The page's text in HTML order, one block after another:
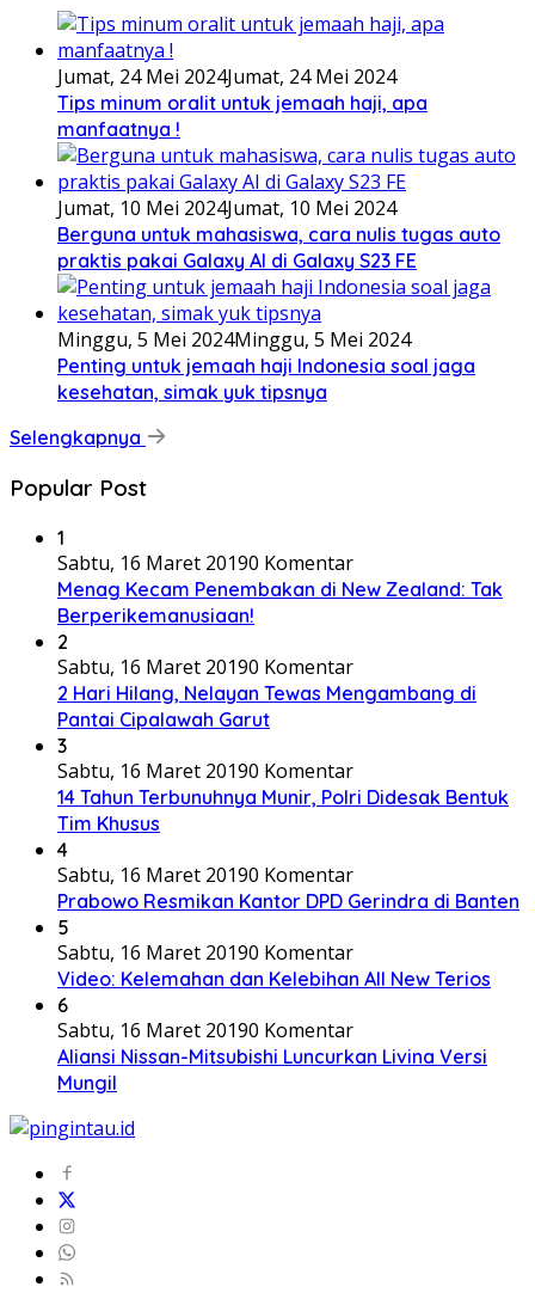
Jumat, 24 Mei 2024Jumat, 24 Mei 2024
Tips minum oralit untuk jemaah haji, apa
manfaatnya !
Jumat, 10 Mei 2024Jumat, 10 Mei 2024
Berguna untuk mahasiswa, cara nulis tugas auto
praktis pakai Galaxy AI di Galaxy S23 FE
Minggu, 5 Mei 2024Minggu, 5 Mei 2024
Penting untuk jemaah haji Indonesia soal jaga
kesehatan, simak yuk tipsnya
Selengkapnya
Popular Post
1
Sabtu, 16 Maret 20190 Komentar
Menag Kecam Penembakan di New Zealand: Tak
Berperikemanusiaan!
2
Sabtu, 16 Maret 20190 Komentar
2 Hari Hilang, Nelayan Tewas Mengambang di
Pantai Cipalawah Garut
3
Sabtu, 16 Maret 20190 Komentar
14 Tahun Terbunuhnya Munir, Polri Didesak Bentuk
Tim Khusus
4
Sabtu, 16 Maret 20190 Komentar
Prabowo Resmikan Kantor DPD Gerindra di Banten
5
Sabtu, 16 Maret 20190 Komentar
Video: Kelemahan dan Kelebihan All New Terios
6
Sabtu, 16 Maret 20190 Komentar
Aliansi Nissan-Mitsubishi Luncurkan Livina Versi
Mungil